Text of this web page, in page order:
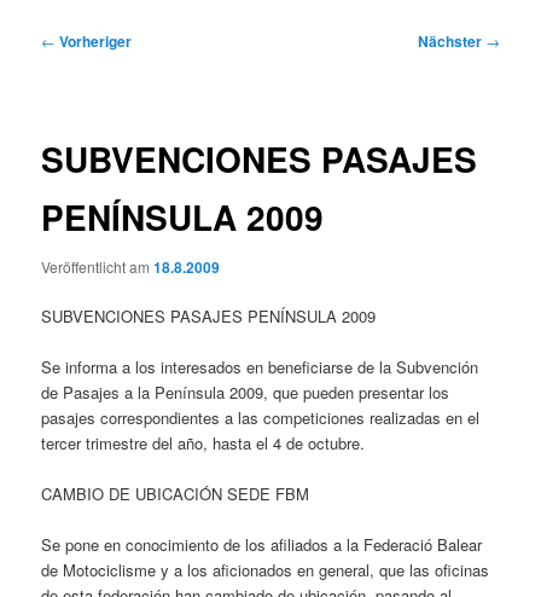
Beitragsnavigation
← Vorheriger Nächster →
SUBVENCIONES PASAJES
PENÍNSULA 2009
Veröffentlicht am18.8.2009
SUBVENCIONES PASAJES PENÍNSULA 2009
Se informa a los interesados en beneficiarse de la Subvención
de Pasajes a la Península 2009, que pueden presentar los
pasajes correspondientes a las competiciones realizadas en el
tercer trimestre del año, hasta el 4 de octubre.
CAMBIO DE UBICACIÓN SEDE FBM
Se pone en conocimiento de los afiliados a la Federació Balear
de Motociclisme y a los aficionados en general, que las oficinas